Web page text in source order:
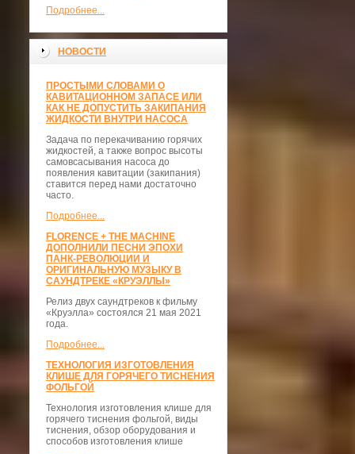
Подробнее...
НОВОСТИ
ПРОСТЫМИ СЛОВАМИ О
КАВИТАЦИОННОМ ЗАПАСЕ ИЛИ
КАК НЕ ДОПУСТИТЬ ЗАКИПАНИЯ
ЖИДКОСТИ ВНУТРИ НАСОСА
Задача по перекачиванию горячих
жидкостей, а также вопрос высоты
самовсасывания насоса до
появления кавитации (закипания)
ставится перед нами достаточно
часто.
Подробнее...
FLORENCE + THE MACHINE
ДОПОЛНИЛИ ПЕСНИ ЭПОХИ
ПАНК-РЕВОЛЮЦИИ И
ОРИГИНАЛЬНУЮ МУЗЫКУ В
САУНДТРЕКЕ «КРУЭЛЛЫ»
Релиз двух саундтреков к фильму
«Круэлла» состоялся 21 мая 2021
года.
Подробнее...
ТЕХНОЛОГИЯ ИЗГОТОВЛЕНИЯ
КЛИШЕ ДЛЯ ГОРЯЧЕГО ТИСНЕНИЯ
ФОЛЬГОЙ
Технология изготовления клише для
горячего тиснения фольгой, виды
тиснения, обзор оборудования и
способов изготовления клише